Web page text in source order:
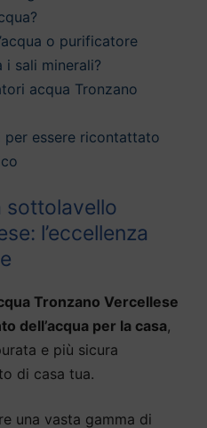
o purificatore
i sali minerali?
acqua Tronzano
essere ricontattato
sottolavello
l’eccellenza
Tronzano Vercellese
dell’acqua per la casa,
e più sicura
di casa tua.
una vasta gamma di